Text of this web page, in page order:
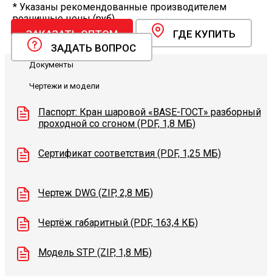
* Указаны рекомендованные производителем
розничные цены (руб).
ЗАКАЗАТЬ ОПТОМ
ГДЕ КУПИТЬ
ЗАДАТЬ ВОПРОС
Документы
Чертежи и модели
Паспорт: Кран шаровой «BASE-ГОСТ» разборный
проходной со сгоном (PDF, 1,8 МБ)
Сертификат соответствия (PDF, 1,25 МБ)
Чертеж DWG (ZIP, 2,8 МБ)
Чертёж габаритный (PDF, 163,4 КБ)
Модель STP (ZIP, 1,8 МБ)